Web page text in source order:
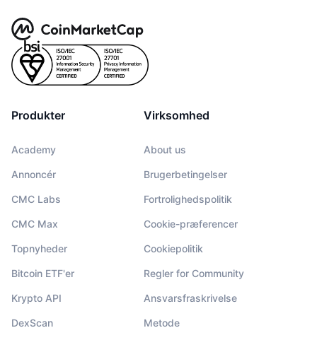
Produkter
Academy
Annoncér
CMC Labs
CMC Max
Topnyheder
Bitcoin ETF'er
Krypto API
DexScan
Virksomhed
About us
Brugerbetingelser
Fortrolighedspolitik
Cookie-præferencer
Cookiepolitik
Regler for Community
Ansvarsfraskrivelse
Metode